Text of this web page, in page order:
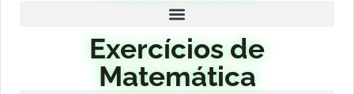
Exercícios de
Matemática